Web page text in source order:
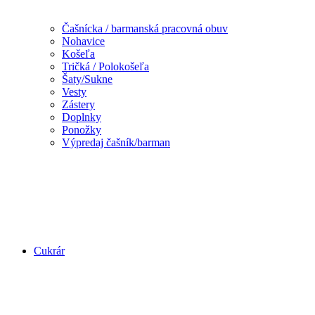
Čašnícka / barmanská pracovná obuv
Nohavice
Košeľa
Tričká / Polokošeľa
Šaty/Sukne
Vesty
Zástery
Doplnky
Ponožky
Výpredaj čašník/barman
Cukrár